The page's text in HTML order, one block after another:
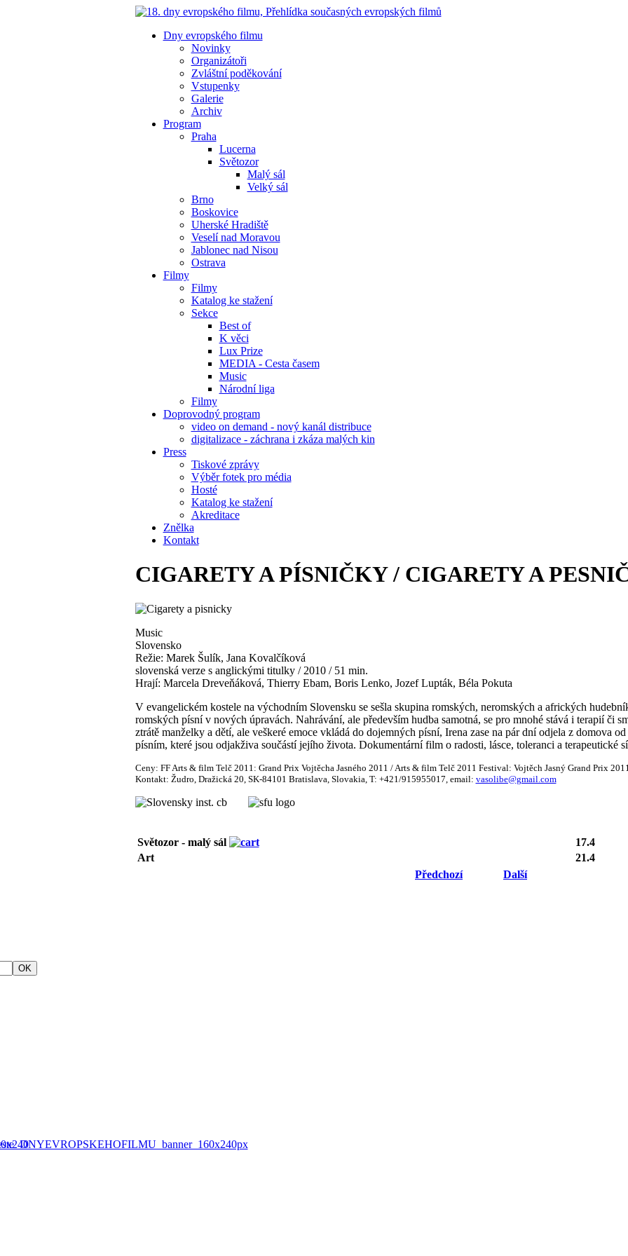
Dny evropského filmu
Novinky
Organizátoři
Zvláštní poděkování
Vstupenky
Galerie
Archiv
Program
Praha
Lucerna
Světozor
Malý sál
Velký sál
Brno
Boskovice
Uherské Hradiště
Veselí nad Moravou
Jablonec nad Nisou
Ostrava
Filmy
Filmy
Katalog ke stažení
Sekce
Best of
K věci
Lux Prize
MEDIA - Cesta časem
Music
Národní liga
Filmy
Doprovodný program
video on demand - nový kanál distribuce
digitalizace - záchrana i zkáza malých kin
Press
Tiskové zprávy
Výběr fotek pro média
Hosté
Katalog ke stažení
Akreditace
Znělka
Kontakt
CIGARETY A PÍSNIČKY / CIGARETY A
Music
Slovensko
Režie: Marek Šulík, Jana Kovalčíková
slovenská verze s anglickými titulky / 2010 / 51 min.
Hrají: Marcela Dreveňáková, Thierry Ebam, Boris Lenko, Jozef Lupták, Béla Pokuta
V evangelickém kostele na východním Slovensku se sešla skupina romských, neromských a afrických
romských písní v nových úpravách. Nahrávání, ale především hudba samotná, se pro mnohé stává i terapií či
ztrátě manželky a dětí, ale veškeré emoce vkládá do dojemných písní, Irena zase na pár dní odjela z domova
písním, které jsou odjakživa součástí jejího života. Dokumentární film o radosti, lásce, toleranci a terapeutické
Ceny: FF Arts & film Telč 2011: Grand Prix Vojtěcha Jasného 2011 / Arts & film Telč 2011 Festival: Vojtěch Jasný Grand Prix
Kontakt: Žudro, Dražická 20, SK-84101 Bratislava, Slovakia, T: +421/915955017, email: vasolibe@gmail.com
Světozor - malý sál
17.4
Art
21.4
Předchozí
Další